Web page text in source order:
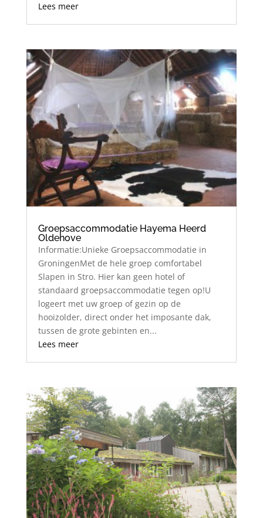
Lees meer
Groepsaccommodatie Hayema Heerd
Oldehove
Informatie:Unieke Groepsaccommodatie in
GroningenMet de hele groep comfortabel
Slapen in Stro. Hier kan geen hotel of
standaard groepsaccommodatie tegen op!U
logeert met uw groep of gezin op de
hooizolder, direct onder het imposante dak,
tussen de grote gebinten en...
Lees meer